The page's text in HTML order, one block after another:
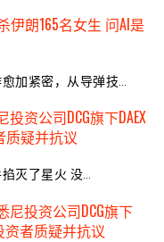
伊朗165名女生 问AI是
加紧密，从导弹技…
投资公司DCG旗下DAEX
质疑并抗议
灭了星火 ​没…
尼投资公司DCG旗下
资者质疑并抗议